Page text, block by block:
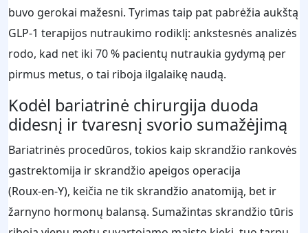
buvo gerokai mažesni. Tyrimas taip pat pabrėžia aukštą
GLP‑1 terapijos nutraukimo rodiklį: ankstesnės analizės
rodo, kad net iki 70 % pacientų nutraukia gydymą per
pirmus metus, o tai riboja ilgalaikę naudą.
Kodėl bariatrinė chirurgija duoda
didesnį ir tvaresnį svorio sumažėjimą
Bariatrinės procedūros, tokios kaip skrandžio rankovės
gastrektomija ir skrandžio apeigos operacija
(Roux‑en‑Y), keičia ne tik skrandžio anatomiją, bet ir
žarnyno hormonų balansą. Sumažintas skrandžio tūris